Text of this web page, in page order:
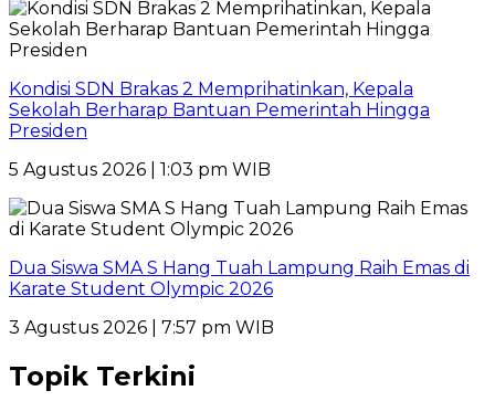
Kondisi SDN Brakas 2 Memprihatinkan, Kepala
Sekolah Berharap Bantuan Pemerintah Hingga
Presiden
5 Agustus 2026 | 1:03 pm WIB
Dua Siswa SMA S Hang Tuah Lampung Raih Emas di
Karate Student Olympic 2026
3 Agustus 2026 | 7:57 pm WIB
Topik Terkini